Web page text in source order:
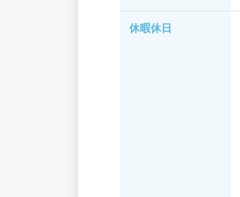
休暇休日